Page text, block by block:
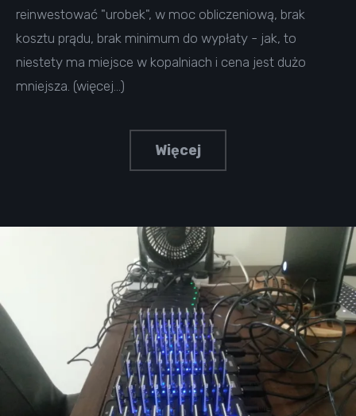
reinwestować "urobek", w moc obliczeniową, brak
kosztu prądu, brak minimum do wypłaty - jak, to
niestety ma miejsce w kopalniach i cena jest dużo
mniejsza. (więcej…)
Więcej